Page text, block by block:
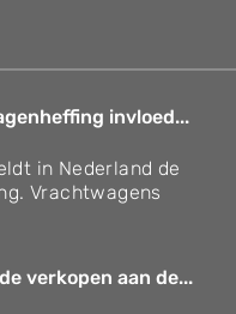
invloed...
in Nederland de
Vrachtwagens
verkopen aan de...